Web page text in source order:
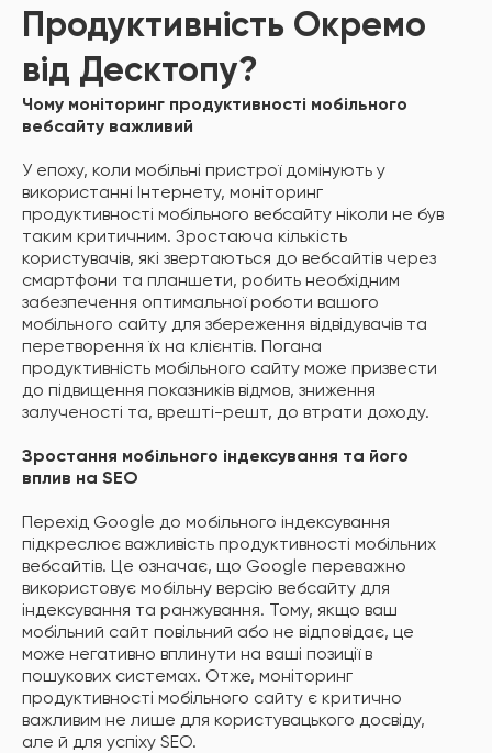
Продуктивність Окремо
від Десктопу?
Чому моніторинг продуктивності мобільного
вебсайту важливий
У епоху, коли мобільні пристрої домінують у
використанні Інтернету, моніторинг
продуктивності мобільного вебсайту ніколи не був
таким критичним. Зростаюча кількість
користувачів, які звертаються до вебсайтів через
смартфони та планшети, робить необхідним
забезпечення оптимальної роботи вашого
мобільного сайту для збереження відвідувачів та
перетворення їх на клієнтів. Погана
продуктивність мобільного сайту може призвести
до підвищення показників відмов, зниження
залученості та, врешті-решт, до втрати доходу.
Зростання мобільного індексування та його
вплив на SEO
Перехід Google до мобільного індексування
підкреслює важливість продуктивності мобільних
вебсайтів. Це означає, що Google переважно
використовує мобільну версію вебсайту для
індексування та ранжування. Тому, якщо ваш
мобільний сайт повільний або не відповідає, це
може негативно вплинути на ваші позиції в
пошукових системах. Отже, моніторинг
продуктивності мобільного сайту є критично
важливим не лише для користувацького досвіду,
але й для успіху SEO.